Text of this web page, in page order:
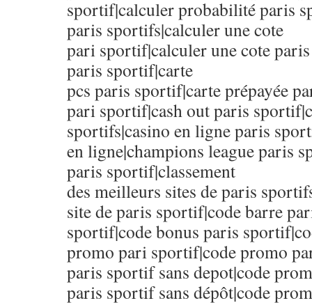
sportif|calculer probabilité paris
paris sportifs|calculer une cote
pari sportif|calculer une cote
paris sportif|carte
pcs paris sportif|carte prépayée
pari sportif|cash out paris
sportifs|casino en ligne paris
en ligne|champions league paris
paris sportif|classement
des meilleurs sites de paris
site de paris sportif|code barre
sportif|code bonus paris
promo pari sportif|code promo
paris sportif sans depot|code
paris sportif sans dépôt|code